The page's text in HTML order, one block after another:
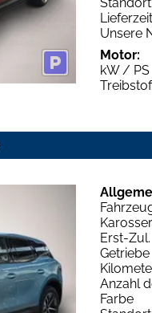
Lieferzeit
Unsere
Motor:
kW / PS
Erst-Zul.
Getriebe
Anzahl
Farbe